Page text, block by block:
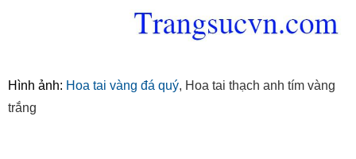
Hình ảnh: Hoa tai vàng đá quý, Hoa tai thạch anh tím vàng
trắng